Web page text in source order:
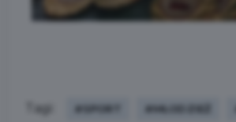
Tagi: #SPORT #MŁODZIEŻ